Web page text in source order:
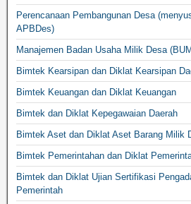
Perencanaan Pembangunan Desa
APBDes)
Manajemen Badan Usaha Milik Desa
Bimtek Kearsipan dan Diklat Kearsipan
Bimtek Keuangan dan Diklat Keuangan
Bimtek dan Diklat Kepegawaian Daerah
Bimtek Aset dan Diklat Aset Barang Milik
Bimtek Pemerintahan dan Diklat
Bimtek dan Diklat Ujian Sertifikasi
Pemerintah